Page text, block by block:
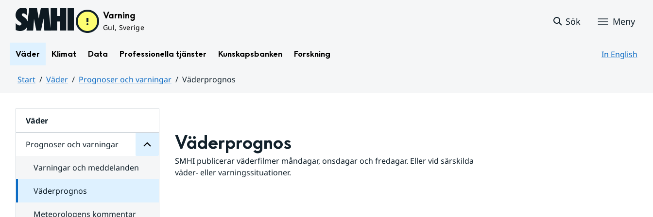
Hoppa till sidans innehåll Varning
Gul, Sverige
Sök Meny
Väder Klimat Data Professionella tjänster Kunskapsbanken Forskning In English
Start Väder Prognoser och varningar
Väderprognos
Väder
Prognoser och varningar
för
varningar
Varningar och meddelanden
Väderprognos
Meteorologens kommentar
Väderprognos
SMHI publicerar väderfilmer måndagar, onsdagar och fredagar. Eller vid särskilda
väder- eller varningssituationer.